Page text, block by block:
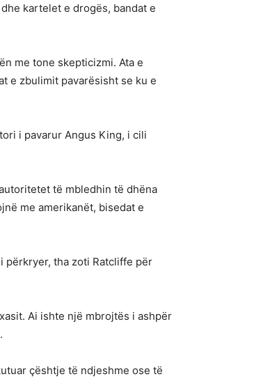
kartelet e drogës, bandat e
me tone skepticizmi. Ata e
e zbulimit pavarësisht se ku e
i pavarur Angus King, i cili
të mbledhin të dhëna
me amerikanët, bisedat e
përkryer, tha zoti Ratcliffe për
Ai ishte një mbrojtës i ashpër
çështje të ndjeshme ose të